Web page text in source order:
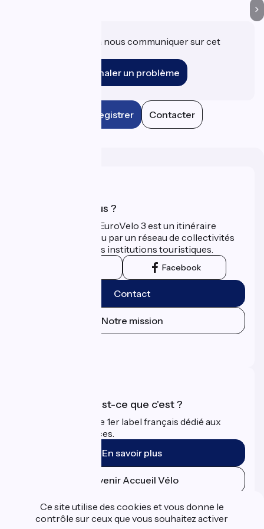
Une information à nous communiquer sur cet
Signaler un problème
Enregistrer Contacter
Qui sommes-nous ?
La Scandibérique-EuroVelo 3 est un itinéraire
développé et promu par un réseau de collectivités
territoriales et leurs institutions touristiques.
Facebook
Contact
Notre mission
Accueil Vélo qu'est-ce que c'est ?
Accueil Vélo c'est le 1er label français dédié aux
cyclistes en vacances.
En savoir plus
Devenir Accueil Vélo
Financé dans le cadre de Destination France
Ce site utilise des cookies et vous donne le
contrôle sur ceux que vous souhaitez activer